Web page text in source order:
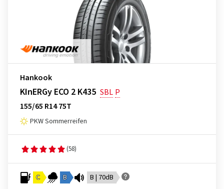
Hankook
KInERGy ECO 2 K435 SBL P
155/65 R14 75T
PKW Sommerreifen
(58)
C B B | 70dB